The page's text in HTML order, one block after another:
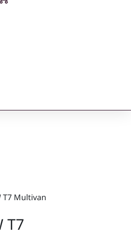
T7 Multivan
T7